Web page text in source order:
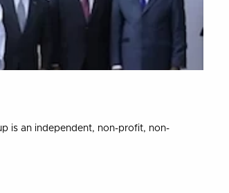
is an independent, non-profit, non-